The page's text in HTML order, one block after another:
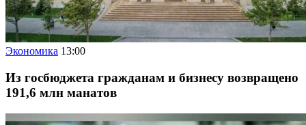
Экономика 13:00
Из госбюджета гражданам и бизнесу возвращено
191,6 млн манатов